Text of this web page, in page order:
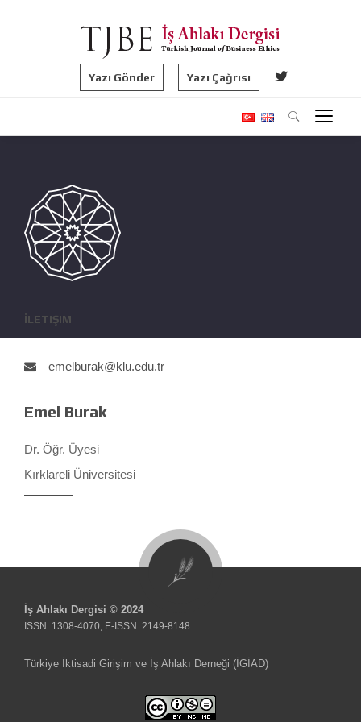
Yazı Gönder Yazı Çağrısı
İLETIŞIM
emelburak@klu.edu.tr
Emel Burak
Dr. Öğr. Üyesi
Kırklareli Üniversitesi
İş Ahlakı Dergisi © 2024
ISSN: 1308-4070, E-ISSN: 2149-8148
Türkiye İktisadi Girişim ve İş Ahlakı Derneği (İGİAD)